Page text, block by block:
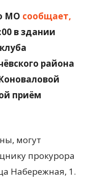
МО сообщает,
в здании
района
приём
могут
прокурора
Набережная, 1.